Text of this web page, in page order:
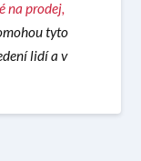
na prodej,
tyto
lidí a v